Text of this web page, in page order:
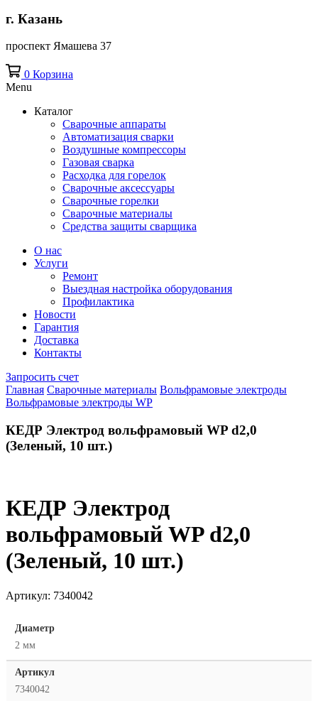
г. Казань
проспект Ямашева 37
0 Корзина
Menu
Каталог
Сварочные аппараты
Автоматизация сварки
Воздушные компрессоры
Газовая сварка
Расходка для горелок
Сварочные аксессуары
Сварочные горелки
Сварочные материалы
Средства защиты сварщика
О нас
Услуги
Ремонт
Выездная настройка оборудования
Профилактика
Новости
Гарантия
Доставка
Контакты
Запросить счет
Главная Сварочные материалы Вольфрамовые электроды
Вольфрамовые электроды WP
КЕДР Электрод вольфрамовый WP d2,0
(Зеленый, 10 шт.)
КЕДР Электрод
вольфрамовый WP d2,0
(Зеленый, 10 шт.)
Артикул: 7340042
Диаметр
2 мм
Артикул
7340042